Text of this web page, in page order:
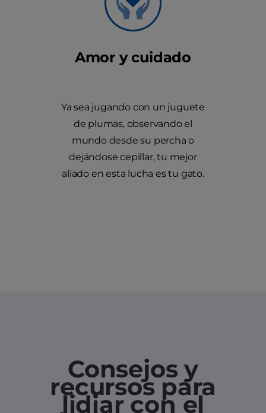
Amor y cuidado
Ya sea jugando con un juguete
de plumas, observando el
mundo desde su percha o
dejándose cepillar, tu mejor
aliado en esta lucha es tu gato.
Consejos y
recursos para
lidiar con el